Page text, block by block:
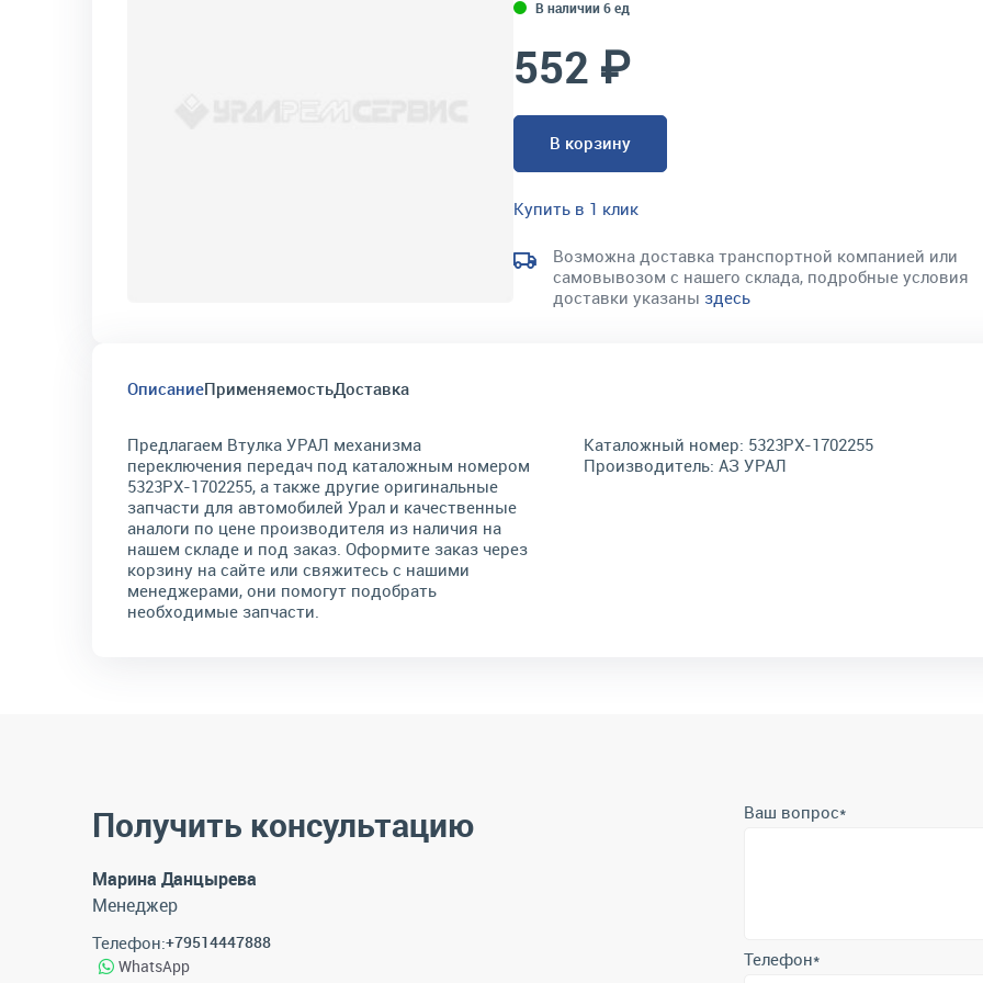
В наличии 6 ед
552 ₽
В корзину
Купить в 1 клик
Возможна доставка транспортной компанией или
самовывозом с нашего склада, подробные условия
доставки указаны здесь
ОписаниеПрименяемостьДоставка
Предлагаем Втулка УРАЛ механизма
переключения передач под каталожным номером
5323РХ-1702255, а также другие оригинальные
запчасти для автомобилей Урал и качественные
аналоги по цене производителя из наличия на
нашем складе и под заказ. Оформите заказ через
корзину на сайте или свяжитесь с нашими
менеджерами, они помогут подобрать
необходимые запчасти.
Каталожный номер: 5323РХ-1702255
Производитель: АЗ УРАЛ
Получить консультацию
Марина Данцырева
Менеджер
Телефон:+79514447888
WhatsApp
Ваш вопрос*